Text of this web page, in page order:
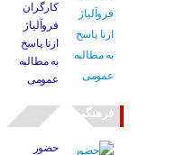
کارگران
فروآلیاژ
ازنا پاسخ
به مطالبه
عمومی
فرهنگی
حضور